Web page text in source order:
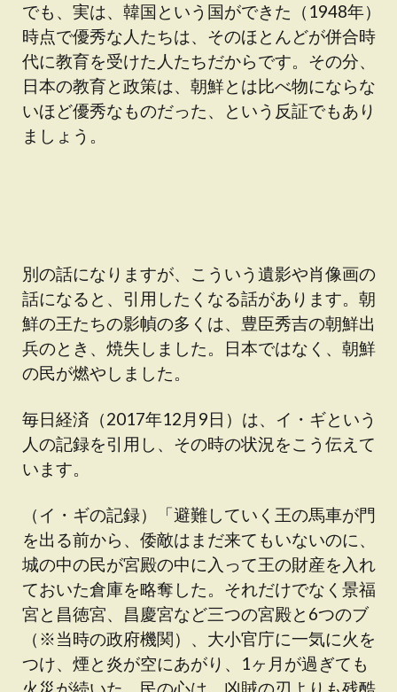
でも、実は、韓国という国ができた（1948年）
時点で優秀な人たちは、そのほとんどが併合時
代に教育を受けた人たちだからです。その分、
日本の教育と政策は、朝鮮とは比べ物にならな
いほど優秀なものだった、という反証でもあり
ましょう。
別の話になりますが、こういう遺影や肖像画の
話になると、引用したくなる話があります。朝
鮮の王たちの影幀の多くは、豊臣秀吉の朝鮮出
兵のとき、焼失しました。日本ではなく、朝鮮
の民が燃やしました。
毎日経済（2017年12月9日）は、イ・ギという
人の記録を引用し、その時の状況をこう伝えて
います。
（イ・ギの記録）「避難していく王の馬車が門
を出る前から、倭敵はまだ来てもいないのに、
城の中の民が宮殿の中に入って王の財産を入れ
ておいた倉庫を略奪した。それだけでなく景福
宮と昌徳宮、昌慶宮など三つの宮殿と6つのブ
（※当時の政府機関）、大小官庁に一気に火を
つけ、煙と炎が空にあがり、1ヶ月が過ぎても